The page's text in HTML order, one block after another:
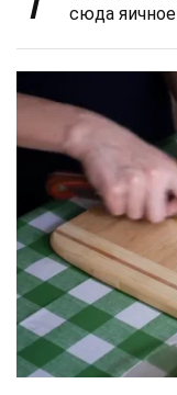
сюда яичное